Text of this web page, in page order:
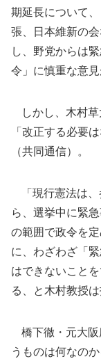
期延長について
張、日本維新の
し、野党からは
令」に慎重な意見
しかし、木村草
「改正する必要
（共同通信）。
「現行憲法は、
ら、選挙中に緊
の範囲で政令を
に、わざわざ「
はできないこと
る、と木村教授は
橋下徹・元大阪
うものは何なの